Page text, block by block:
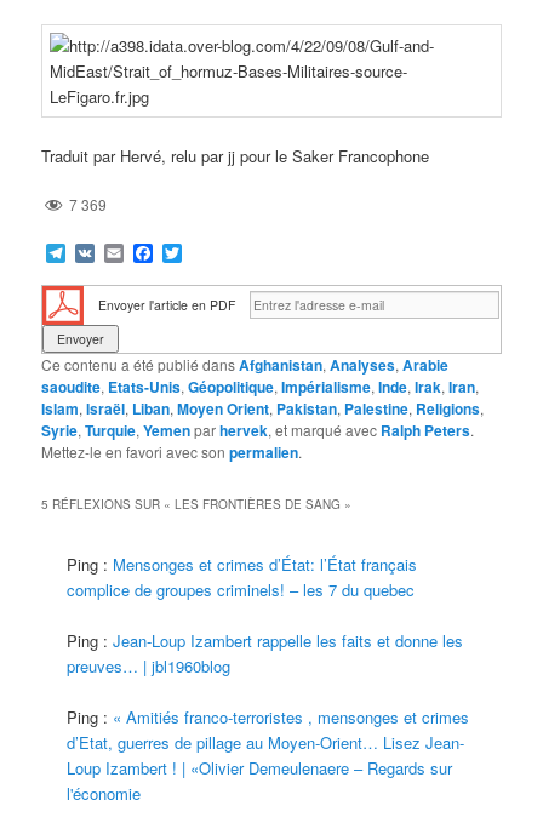
Traduit par Hervé, relu par jj pour le Saker Francophone
7 369
Telegram
VK EmailFacebook
Envoyer l'article en PDF
Ce contenu a été publié dansAfghanistan,Analyses,Arabie
saoudite, Etats-Unis,Géopolitique,Impérialisme,Inde,Irak,Iran,
Islam,Israël, Liban,Moyen Orient, Pakistan, Palestine, Religions,
Syrie,Turquie,Yemenparhervek, et marqué avec Ralph Peters.
Mettez-le en favori avec sonpermalien.
5 RÉFLEXIONS SUR «LES FRONTIÈRES DE SANG »
Ping : Mensonges et crimes d’État: l’État français
complice de groupes criminels! – les 7 du quebec
Ping :Jean-Loup Izambert rappelle les faits et donne les
preuves… | jbl1960blog
Ping : « Amitiés franco-terroristes , mensonges et crimes
d’Etat, guerres de pillage au Moyen-Orient… Lisez Jean-
Loup Izambert ! | «Olivier Demeulenaere – Regards sur
l'économie